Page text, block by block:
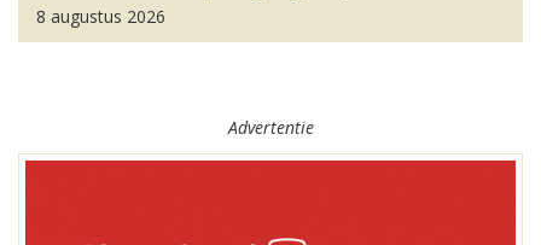
8 augustus 2026
Advertentie